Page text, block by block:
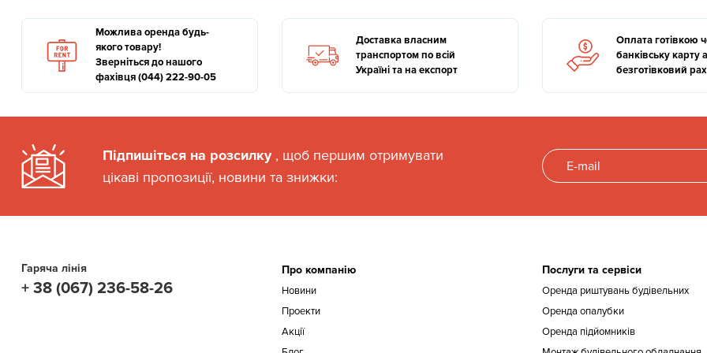
Вишка мобільна
2м, на якому
ширина 75см, що
стелажами чи
Дана будівельна
ресурсі, володіє
Доставка по Києву
До Ваших послуг експрес
Звертайтесь по телефонам
Можлива оренда будь-
якого товару!
Зверніться до нашого
фахівця (044) 222-90-05
Доставка власним
транспортом по всій
Україні та на експорт
Оплата готівкою
банківську карту
безготівковий
Підпишіться на розсилку , щоб першим отримувати
цікаві пропозиції, новини та знижки:
Гаряча лінія
+ 38 (067) 236-58-26
Про компанію
Новини
Проекти
Акції
Послуги та сервіси
Оренда риштувань будівельних
Оренда опалубки
Оренда підйомників